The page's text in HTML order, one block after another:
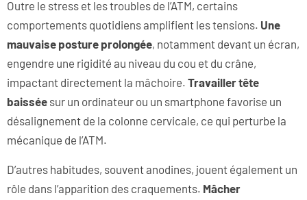
Outre le stress et les troubles de l’ATM, certains
comportements quotidiens amplifient les tensions. Une
mauvaise posture prolongée, notamment devant un écran,
engendre une rigidité au niveau du cou et du crâne,
impactant directement la mâchoire. Travailler tête
baissée sur un ordinateur ou un smartphone favorise un
désalignement de la colonne cervicale, ce qui perturbe la
mécanique de l’ATM.
D’autres habitudes, souvent anodines, jouent également un
rôle dans l’apparition des craquements. Mâcher